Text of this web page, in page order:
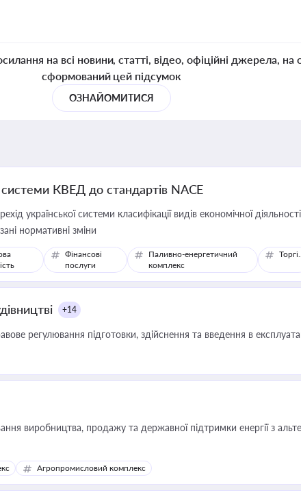
на всі новини, статті, відео, офіційні джерела, на
сформований цей підсумок
ОЗНАЙОМИТИСЯ
системи КВЕД до стандартів NACE
української системи класифікації видів економічної
нормативні зміни
Фінансові
послуги
Паливно-енергетичний
комплекс
+14
регулювання підготовки, здійснення та введення в
виробництва, продажу та державної підтримки енергії з
Агропромисловий комплекс